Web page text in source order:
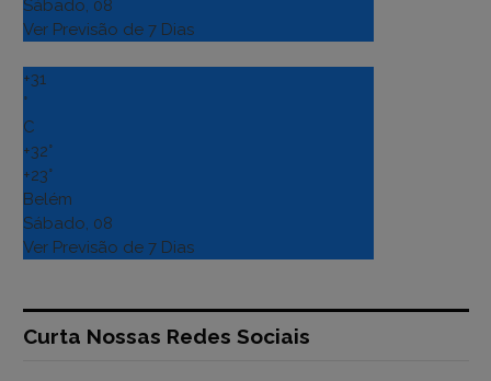
Sábado, 08
Ver Previsão de 7 Dias
+31
°
C
+32°
+23°
Belém
Sábado, 08
Ver Previsão de 7 Dias
Curta Nossas Redes Sociais